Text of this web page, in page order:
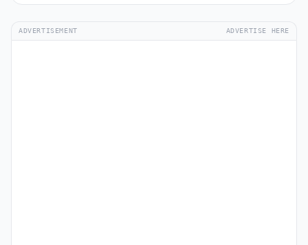
ADVERTISEMENT ADVERTISE HERE